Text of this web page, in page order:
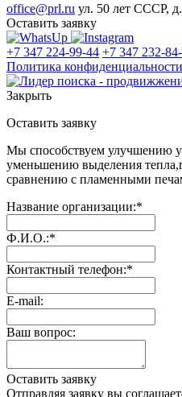
office@prl.ru ул. 50 лет СССР,
Оставить заявку
+7 347 224-99-44 +7 347 232-
Политика конфиденциальности
Закрыть
Оставить заявку
Мы способствуем улучшению
уменьшению выделения
сравнению с пламенными
Название организации:*
Ф.И.О.:*
Контактный телефон:*
E-mail:
Ваш вопрос:
Оставить заявку
Отправляя заявку вы